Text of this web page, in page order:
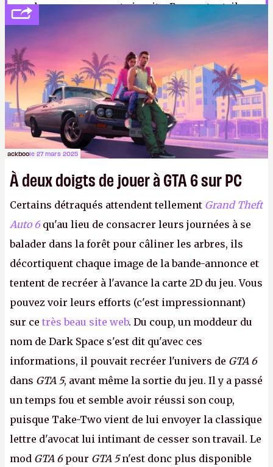
nombreux neurones et circuits. Pour autant, il
s’agit d’une avancée importante pour
l'informatique neuromorphique, voire « l’Internet
neuro-électronique », comprendre la mise en
œuvre de fonctions cérébrales à l'intérieur de
puces informatiques.
ackboole 27 mars 2025
À deux doigts de jouer à GTA 6 sur PC
Certains détraqués attendent tellement Grand Theft
Auto 6 qu'au lieu de consacrer leurs journées à se
balader dans la forêt pour câliner les arbres, ils
décortiquent chaque image de la bande-annonce et
tentent de recréer à l'avance la carte 2D du jeu. Vous
pouvez voir leurs efforts (c'est impressionnant)
sur ce très beau site web. Du coup, un moddeur du
nom de Dark Space s'est dit qu'avec ces
informations, il pouvait recréer l'univers de GTA 6
dans GTA 5, avant même la sortie du jeu. Il y a passé
un temps fou et semble avoir réussi son coup,
puisque Take-Two vient de lui envoyer la classique
lettre d'avocat lui intimant de cesser son travail. Le
mod GTA 6pour GTA 5n'est donc plus disponible